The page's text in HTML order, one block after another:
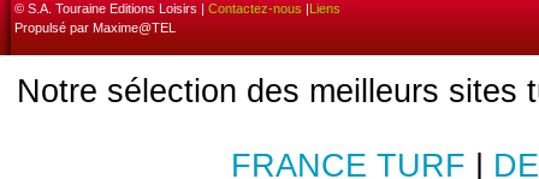
© S.A. Touraine Editions Loisirs | Contactez-nous |Liens
Propulsé par Maxime@TEL
Notre sélection des meilleurs sites
FRANCE TURF